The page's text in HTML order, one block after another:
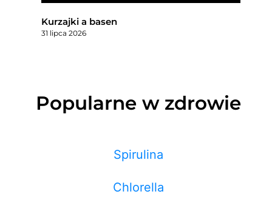
Kurzajki a basen
31 lipca 2026
Popularne w zdrowie
Spirulina
Chlorella